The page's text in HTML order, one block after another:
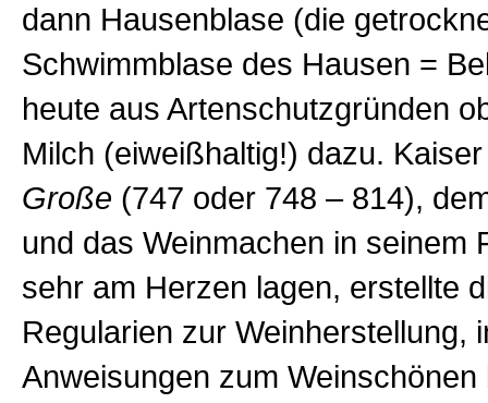
dann Hausenblase (die
Schwimmblase des Hausen =
heute aus Artenschutzgründen
Milch (eiweißhaltig!) dazu.
Große (747 oder 748 – 814),
und das Weinmachen in seinem
sehr am Herzen lagen, erstellte
Regularien zur Weinherstellung,
Anweisungen zum Weinschönen